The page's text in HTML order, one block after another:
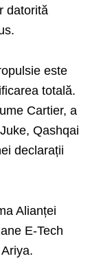
datorită
este
totală.
Cartier, a
Qashqai
declarații
Alianței
E-Tech